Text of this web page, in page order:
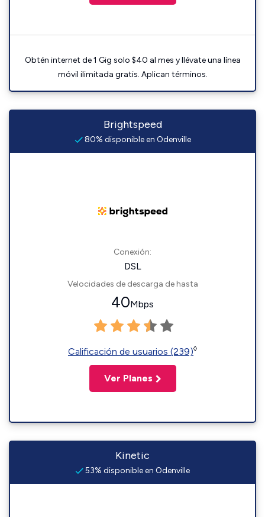
Obtén internet de 1 Gig solo $40 al mes y llévate una línea
móvil ilimitada gratis. Aplican términos.
Brightspeed
80% disponible en Odenville
Conexión:
DSL
Velocidades de descarga de hasta
40Mbps
Calificación de usuarios (239)◊
Ver Planes
Kinetic
53% disponible en Odenville